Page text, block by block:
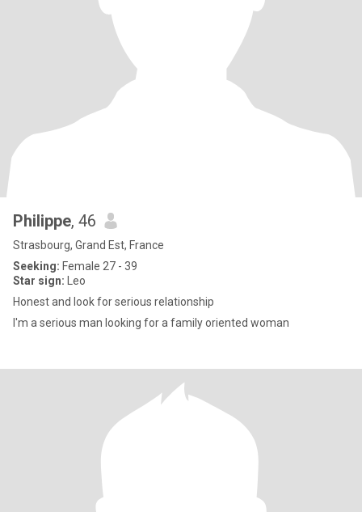
Philippe, 46
Strasbourg, Grand Est, France
Seeking: Female 27 - 39
Star sign: Leo
Honest and look for serious relationship
I'm a serious man looking for a family oriented woman